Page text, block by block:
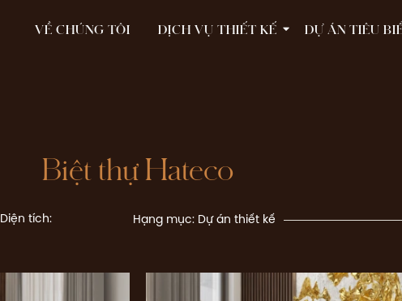
VỀ CHÚNG TÔI DỊCH VỤ THIẾT KẾ DỰ ÁN TIÊU
Biệt thự Hateco
Diện tích: Hạng mục: Dự án thiết kế